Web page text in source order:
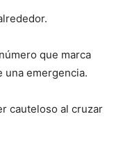
que marca
una emergencia.
cauteloso al cruzar